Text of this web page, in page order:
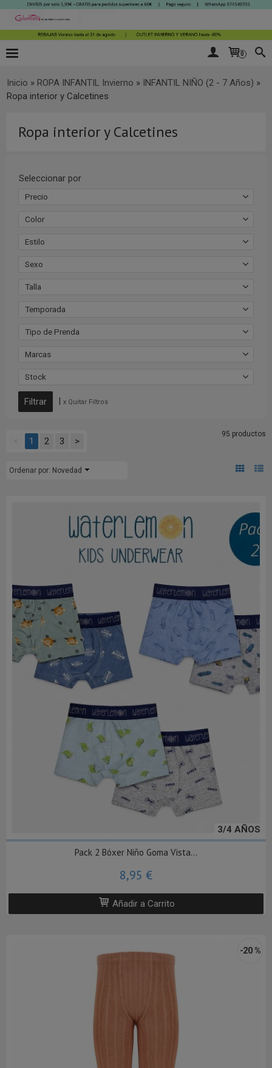
0
Inicio » ROPA INFANTIL Invierno » INFANTIL NIÑO (2 - 7 Años) »
Ropa interior y Calcetines
Ropa interior y Calcetines
Seleccionar por
Precio
Color
Estilo
Sexo
Talla
Temporada
Tipo de Prenda
Marcas
Stock
| x Quitar Filtros
1 2 3 >
95 productos
Ordenar por: Novedad
3/4 AÑOS
Pack 2 Bóxer Niño Goma Vista...
8,95 €
Añadir a Carrito
-20 %